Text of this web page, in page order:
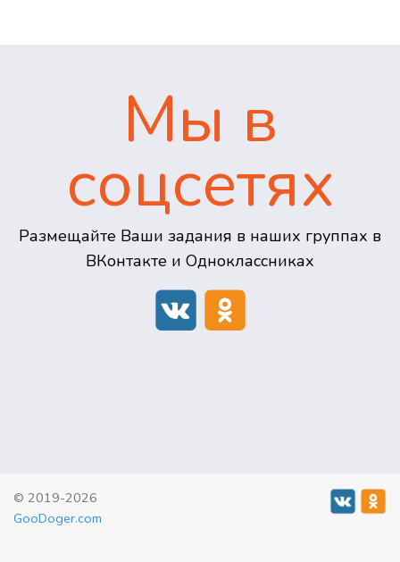
Мы в
соцсетях
Размещайте Ваши задания в наших группах в
ВКонтакте и Одноклассниках
© 2019-2026
GooDoger.com